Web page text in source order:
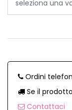
Ordini
Se il
Contattaci